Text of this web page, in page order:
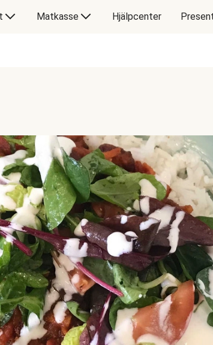
Matkasse Hjälpcenter